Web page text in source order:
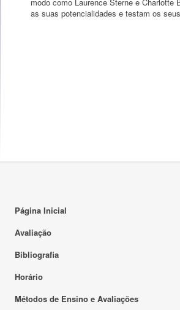
as suas potencialidades e testam os
Página Inicial
Avaliação
Bibliografia
Horário
Métodos de Ensino e Avaliações